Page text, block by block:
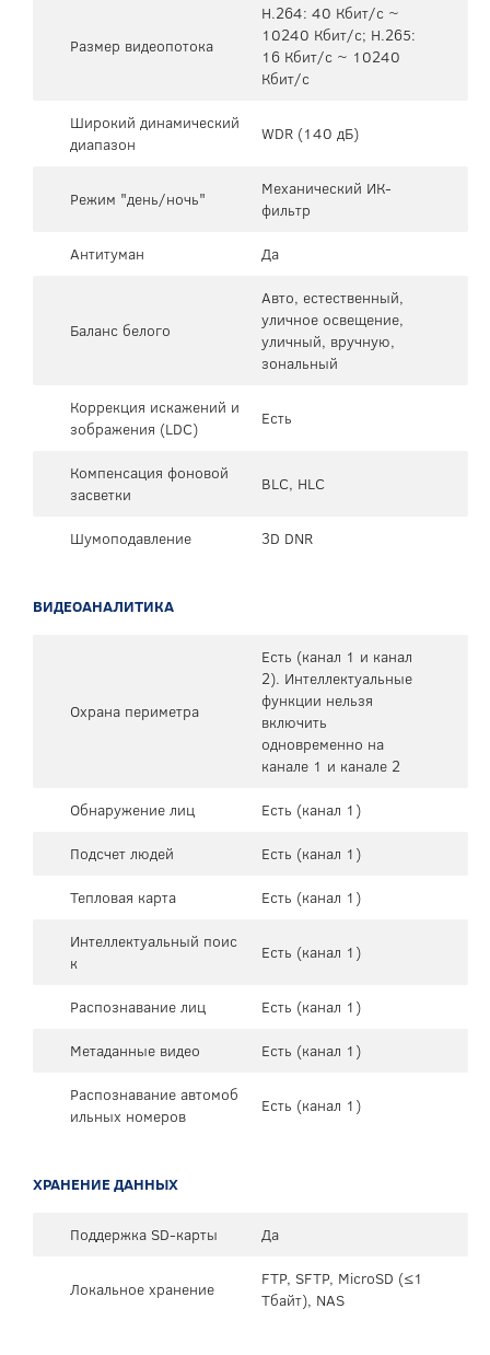
Размер видеопотока
H.264: 40 Кбит/с ~
10240 Кбит/с; H.265:
16 Кбит/с ~ 10240
Кбит/с
Широкий динамический
диапазон
WDR (140 дБ)
Режим "день/ночь"
Механический ИК-
фильтр
Антитуман
Да
Баланс белого
Авто, естественный,
уличное освещение,
уличный, вручную,
зональный
Коррекция искажений и
зображения (LDC)
Есть
Компенсация фоновой
засветки
BLC, HLC
Шумоподавление 3D DNR
ВИДЕОАНАЛИТИКА
Охрана периметра
Есть (канал 1 и канал
2). Интеллектуальные
функции нельзя
включить
одновременно на
канале 1 и канале 2
Обнаружение лиц
Есть (канал 1)
Подсчет людей
Есть (канал 1)
Тепловая карта
Есть (канал 1)
Интеллектуальный поис
к
Есть (канал 1)
Распознавание лиц
Есть (канал 1)
Метаданные видео
Есть (канал 1)
Распознавание автомоб
ильных номеров
Есть (канал 1)
ХРАНЕНИЕ ДАННЫХ
Поддержка SD-карты Да
Локальное хранение
FTP, SFTP, MicroSD (≤1
Тбайт), NAS